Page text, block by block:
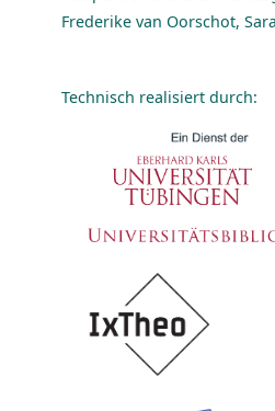
Frederike van Oorschot,
Technisch realisiert durch: